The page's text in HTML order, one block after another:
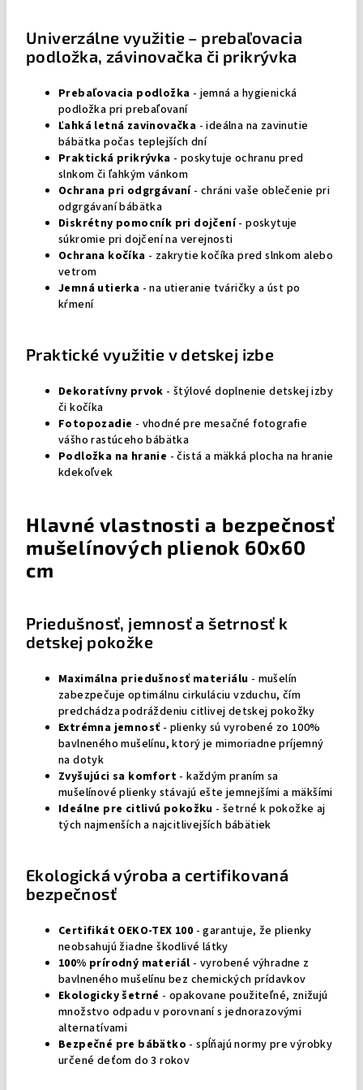
Univerzálne využitie – prebaľovacia
podložka, závinovačka či prikrývka
Prebaľovacia podložka - jemná a hygienická
podložka pri prebaľovaní
Ľahká letná zavinovačka - ideálna na zavinutie
bábätka počas teplejších dní
Praktická prikrývka - poskytuje ochranu pred
slnkom či ľahkým vánkom
Ochrana pri odgrgávaní- chráni vaše oblečenie pri
odgrgávaní bábätka
Diskrétny pomocník pri dojčení- poskytuje
súkromie pri dojčení na verejnosti
Ochrana kočíka - zakrytie kočíka pred slnkom alebo
vetrom
Jemná utierka - na utieranie tváričky a úst po
kŕmení
Praktické využitie v detskej izbe
Dekoratívny prvok - štýlové doplnenie detskej izby
či kočíka
Fotopozadie - vhodné pre mesačné fotografie
vášho rastúceho bábätka
Podložka na hranie - čistá a mäkká plocha na hranie
kdekoľvek
Hlavné vlastnosti a bezpečnosť
mušelínových plienok 60x60
cm
Priedušnosť, jemnosť a šetrnosť k
detskej pokožke
Maximálna priedušnosť materiálu - mušelín
zabezpečuje optimálnu cirkuláciu vzduchu, čím
predchádza podráždeniu citlivej detskej pokožky
Extrémna jemnosť - plienky sú vyrobené zo 100%
bavlneného mušelínu, ktorý je mimoriadne príjemný
na dotyk
Zvyšujúci sa komfort - každým praním sa
mušelínové plienky stávajú ešte jemnejšími a mäkšími
Ideálne pre citlivú pokožku - šetrné k pokožke aj
tých najmenších a najcitlivejších bábätiek
Ekologická výroba a certifikovaná
bezpečnosť
Certifikát OEKO-TEX 100 - garantuje, že plienky
neobsahujú žiadne škodlivé látky
100% prírodný materiál - vyrobené výhradne z
bavlneného mušelínu bez chemických prídavkov
Ekologicky šetrné - opakovane použiteľné, znižujú
množstvo odpadu v porovnaní s jednorazovými
alternatívami
Bezpečné pre bábätko - spĺňajú normy pre výrobky
určené deťom do 3 rokov